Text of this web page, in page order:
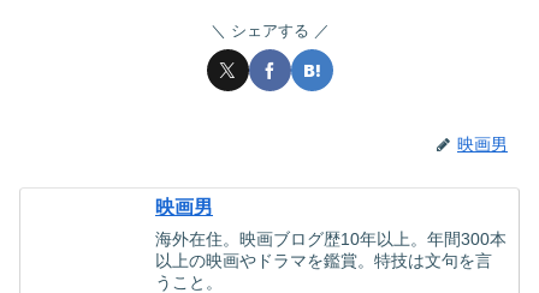
シェアする
映画男
映画男
海外在住。映画ブログ歴10年以上。年間300本
以上の映画やドラマを鑑賞。特技は文句を言
うこと。